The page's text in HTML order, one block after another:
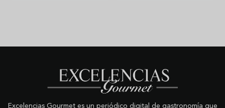
Excelencias Gourmet es un periódico digital de gastronomía que